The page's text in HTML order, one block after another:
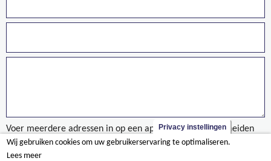
Voer meerdere adressen in op een aparte regels of gescheiden
door een komma.
Privacy instellingen
Wij gebruiken cookies om uw gebruikerservaring te optimaliseren.
Lees meer